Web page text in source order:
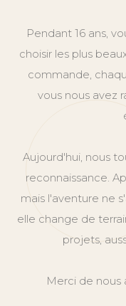
Pendant 16 ans,
choisir les plus
commande,
vous nous avez
Aujourd'hui, nous
reconnaissance.
mais l'aventure ne
elle change de
projets,
Merci de nous